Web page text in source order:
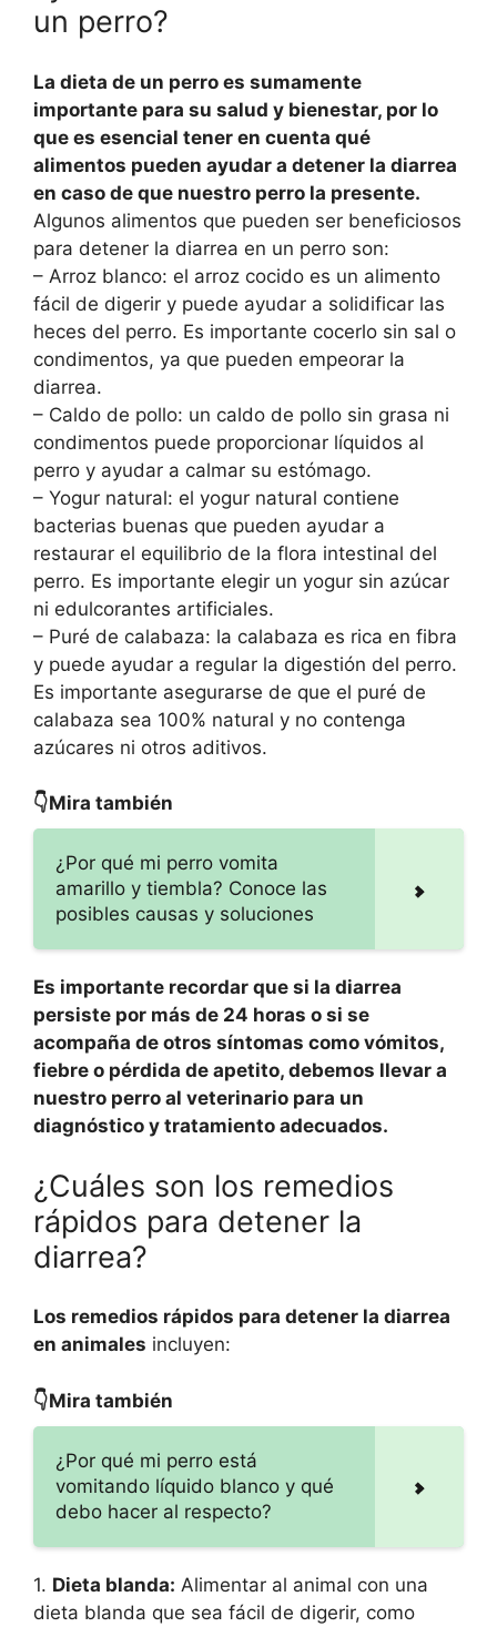
un perro?
La dieta de un perro es sumamente
importante para su salud y bienestar, por lo
que es esencial tener en cuenta qué
alimentos pueden ayudar a detener la diarrea
en caso de que nuestro perro la presente.
Algunos alimentos que pueden ser beneficiosos
para detener la diarrea en un perro son:
– Arroz blanco: el arroz cocido es un alimento
fácil de digerir y puede ayudar a solidificar las
heces del perro. Es importante cocerlo sin sal o
condimentos, ya que pueden empeorar la
diarrea.
– Caldo de pollo: un caldo de pollo sin grasa ni
condimentos puede proporcionar líquidos al
perro y ayudar a calmar su estómago.
– Yogur natural: el yogur natural contiene
bacterias buenas que pueden ayudar a
restaurar el equilibrio de la flora intestinal del
perro. Es importante elegir un yogur sin azúcar
ni edulcorantes artificiales.
– Puré de calabaza: la calabaza es rica en fibra
y puede ayudar a regular la digestión del perro.
Es importante asegurarse de que el puré de
calabaza sea 100% natural y no contenga
azúcares ni otros aditivos.
👇Mira también
¿Por qué mi perro vomita
amarillo y tiembla? Conoce las
posibles causas y soluciones
Es importante recordar que si la diarrea
persiste por más de 24 horas o si se
acompaña de otros síntomas como vómitos,
fiebre o pérdida de apetito, debemos llevar a
nuestro perro al veterinario para un
diagnóstico y tratamiento adecuados.
¿Cuáles son los remedios
rápidos para detener la
diarrea?
Los remedios rápidos para detener la diarrea
en animales incluyen:
👇Mira también
¿Por qué mi perro está
vomitando líquido blanco y qué
debo hacer al respecto?
1. Dieta blanda: Alimentar al animal con una
dieta blanda que sea fácil de digerir, como